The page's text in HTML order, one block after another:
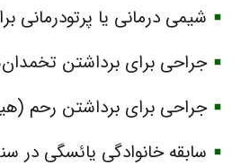
شیمی درمانی یا پرتودرمانی
جراحی برای برداشتن
جراحی برای برداشتن رحم
سابقه خانوادگی یائسگی در